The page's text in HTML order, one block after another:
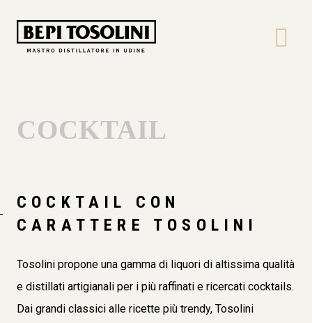
COCKTAIL
COCKTAIL CON
CARATTERE TOSOLINI
Tosolini propone una gamma di liquori di altissima qualità
e distillati artigianali per i più raffinati e ricercati cocktails.
Dai grandi classici alle ricette più trendy, Tosolini